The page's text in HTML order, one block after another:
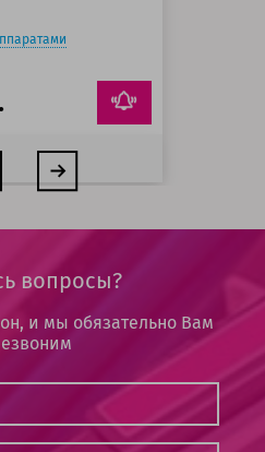
вопросы?
и мы обязательно Вам